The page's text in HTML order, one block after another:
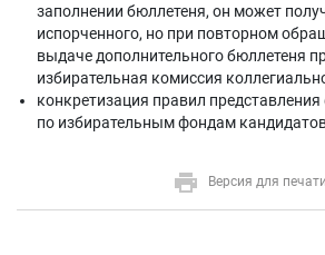
заполнении бюллетеня, он может
испорченного, но при повторном
выдаче дополнительного бюллетеня
избирательная комиссия
конкретизация правил
по избирательным фондам
Версия для печати